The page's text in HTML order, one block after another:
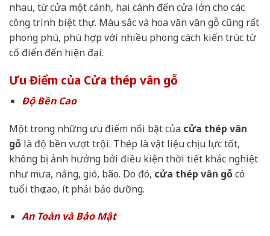
nhau, từ cửa một cánh, hai cánh đến cửa lớn cho các
công trình biệt thự. Màu sắc và hoa văn vân gỗ cũng rất
phong phú, phù hợp với nhiều phong cách kiến trúc từ
cổ điển đến hiện đại.
Ưu Điểm của Cửa thép vân gỗ
Độ Bền Cao
Một trong những ưu điểm nổi bật của cửa thép vân
gỗ là độ bền vượt trội. Thép là vật liệu chịu lực tốt,
không bị ảnh hưởng bởi điều kiện thời tiết khắc nghiệt
như mưa, nắng, gió, bão. Do đó, cửa thép vân gỗcó
tuổi thọ cao, ít phải bảo dưỡng.
An Toàn và Bảo Mật